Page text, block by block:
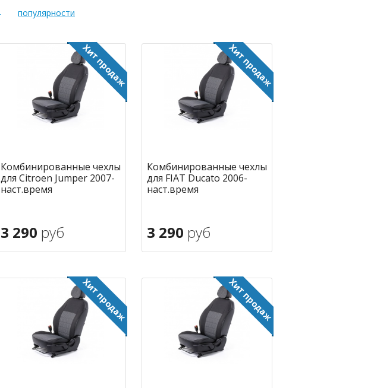
популярности
Комбинированные чехлы
для Citroen Jumper 2007-
наст.время
3 290 руб
Комбинированные чехлы
для FIAT Ducato 2006-
наст.время
3 290 руб